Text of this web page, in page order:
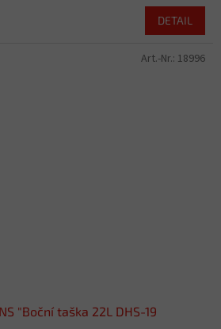
DETAIL
"Boční taška 22L DHS-19
Art.-Nr.: 18996